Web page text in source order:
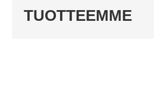
TUOTTEEMME